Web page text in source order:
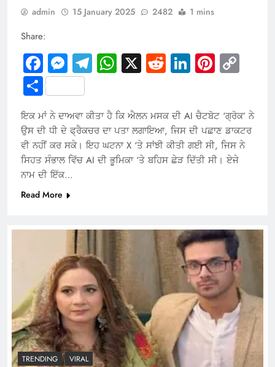
admin 15 January 2025 2482 1 mins
Share:
Facebook
Messenger
Telegram
WhatsApp
X RedditLinkedIn
Share
ਇਕ ਮਾਂ ਨੇ ਦਾਅਵਾ ਕੀਤਾ ਹੈ ਕਿ ਐਲਨ ਮਸਕ ਦੀ AI ਚੈਟਬੋਟ ‘ਗ੍ਰੋਕ’ ਨੇ
ਉਸ ਦੀ ਧੀ ਦੇ ਫ੍ਰੈਕਚਰ ਦਾ ਪਤਾ ਲਗਾਇਆ, ਜਿਸ ਦੀ ਪਛਾਣ ਡਾਕਟਰ
ਵੀ ਨਹੀਂ ਕਰ ਸਕੇ। ਇਹ ਘਟਨਾ X ‘ਤੇ ਸਾਂਝੀ ਕੀਤੀ ਗਈ ਸੀ, ਜਿਸ ਨੇ
ਸਿਹਤ ਸੰਭਾਲ ਵਿੱਚ AI ਦੀ ਭੂਮਿਕਾ ‘ਤੇ ਬਹਿਸ ਛੇੜ ਦਿੱਤੀ ਸੀ। ਏਜੇ
ਨਾਮ ਦੀ ਇੱਕ…
Read More
TRENDING VIRAL